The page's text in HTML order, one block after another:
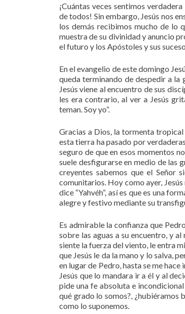
¡Cuántas veces sentimos
de todos! Sin embargo, Jesús nos
los demás recibimos mucho de lo
muestra de su divinidad y anuncio
el futuro y los Apóstoles y sus
En el evangelio de este domingo
queda terminando de despedir a la
Jesús viene al encuentro de sus
les era contrario, al ver a Jesús
teman. Soy yo”.
Gracias a Dios, la tormenta tropical
esta tierra ha pasado por
seguro de que en esos momentos
suele desfigurarse en medio de las
creyentes sabemos que el Señor
comunitarios. Hoy como ayer, Jesús
dice “Yahvéh”, así es que es una
alegre y festivo mediante su
Es admirable la confianza que
sobre las aguas a su encuentro, y
siente la fuerza del viento, le entra
que Jesús le da la mano y lo salva,
en lugar de Pedro, hasta se me
Jesús que lo mandara ir a él y al
pide una fe absoluta e
qué grado lo somos?, ¿hubiéramos
como lo suponemos.